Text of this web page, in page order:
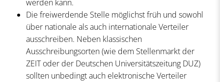
werden kann.
Die freiwerdende Stelle möglichst früh und sowohl
über nationale als auch internationale Verteiler
ausschreiben. Neben klassischen
Ausschreibungsorten (wie dem Stellenmarkt der
ZEIT oder der Deutschen Universitätszeitung DUZ)
sollten unbedingt auch elektronische Verteiler